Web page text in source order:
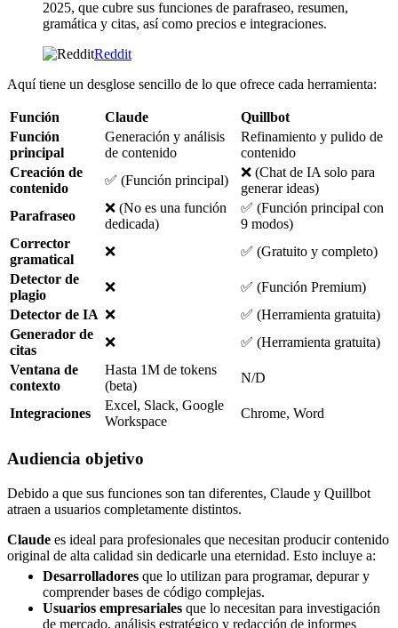
2025, que cubre sus funciones de parafraseo, resumen,
gramática y citas, así como precios e integraciones.
Reddit
Aquí tiene un desglose sencillo de lo que ofrece cada herramienta:
Función Claude
Quillbot
Función
principal
Generación y análisis
de contenido
Refinamiento y pulido de
contenido
Creación de
contenido
✅ (Función principal)
❌ (Chat de IA solo para
generar ideas)
Parafraseo
❌ (No es una función
dedicada)
✅ (Función principal con
9 modos)
Corrector
gramatical
❌
✅ (Gratuito y completo)
Detector de
plagio
❌
✅ (Función Premium)
Detector de IA ❌
✅ (Herramienta gratuita)
Generador de
citas
❌
✅ (Herramienta gratuita)
Ventana de
contexto
Hasta 1M de tokens
(beta)
N/D
Integraciones
Excel, Slack, Google
Workspace
Chrome, Word
Audiencia objetivo
Debido a que sus funciones son tan diferentes, Claude y Quillbot
atraen a usuarios completamente distintos.
Claude es ideal para profesionales que necesitan producir contenido
original de alta calidad sin dedicarle una eternidad. Esto incluye a:
Desarrolladores que lo utilizan para programar, depurar y
comprender bases de código complejas.
Usuarios empresariales que lo necesitan para investigación
de mercado, análisis estratégico y redacción de informes